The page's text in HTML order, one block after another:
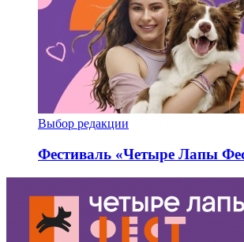
Выбор редакции
Фестиваль «Четыре Лапы